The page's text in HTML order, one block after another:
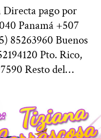
Directa pago por
Panamá +507
85263960 Buenos
Pto. Rico,
Resto del…